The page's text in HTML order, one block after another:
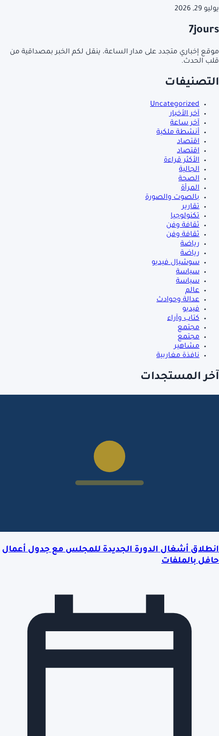
يوليو 29, 2026
7jours
موقع إخباري متجدد على مدار الساعة، ينقل لكم الخبر بمصداقية من
قلب الحدث.
التصنيفات
Uncategorized
آخر الأخبار
آخر ساعة
أنشطة ملكية
اقتصاد
اقتصاد
الأكثر قراءة
الجالية
الصحة
المرأة
بالصوت والصورة
تقارير
تكنولوجيا
ثقافة وفن
ثقافة وفن
رياضة
رياضة
سوشيال فيديو
سياسة
سياسة
عالم
عدالة وحوادث
فيديو
كتاب وآراء
مجتمع
مجتمع
مشاهير
نافذة مغاربية
آخر المستجدات
انطلاق أشغال الدورة الجديدة للمجلس مع جدول أعمال
حافل بالملفات